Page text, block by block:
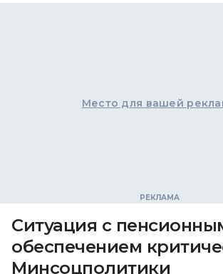
Место для вашей
Ситуация с
обеспечением
Минсоцполитики